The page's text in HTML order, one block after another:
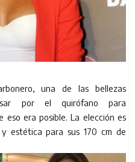
una de las bellezas
por el quirófano para
eso era posible. La elección es
estética para sus 170 cm de